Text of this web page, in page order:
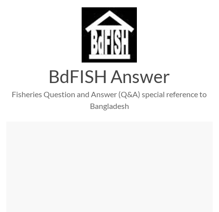
BdFISH Answer
Fisheries Question and Answer (Q&A) special reference to
Bangladesh